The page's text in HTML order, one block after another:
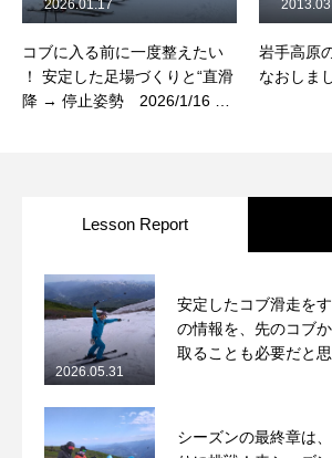
コブに入る前に一度整えたい
！ 安定した足場づくりと“直滑
降 → 停止姿勢 2026/1/16 岩
2026.01.17
岩手高原
なおしま
Lesson Report
安定したコブ滑走を
の情報を、先のコブ
取ることも必要だと思
2026.05.31
シーズンの最終章は